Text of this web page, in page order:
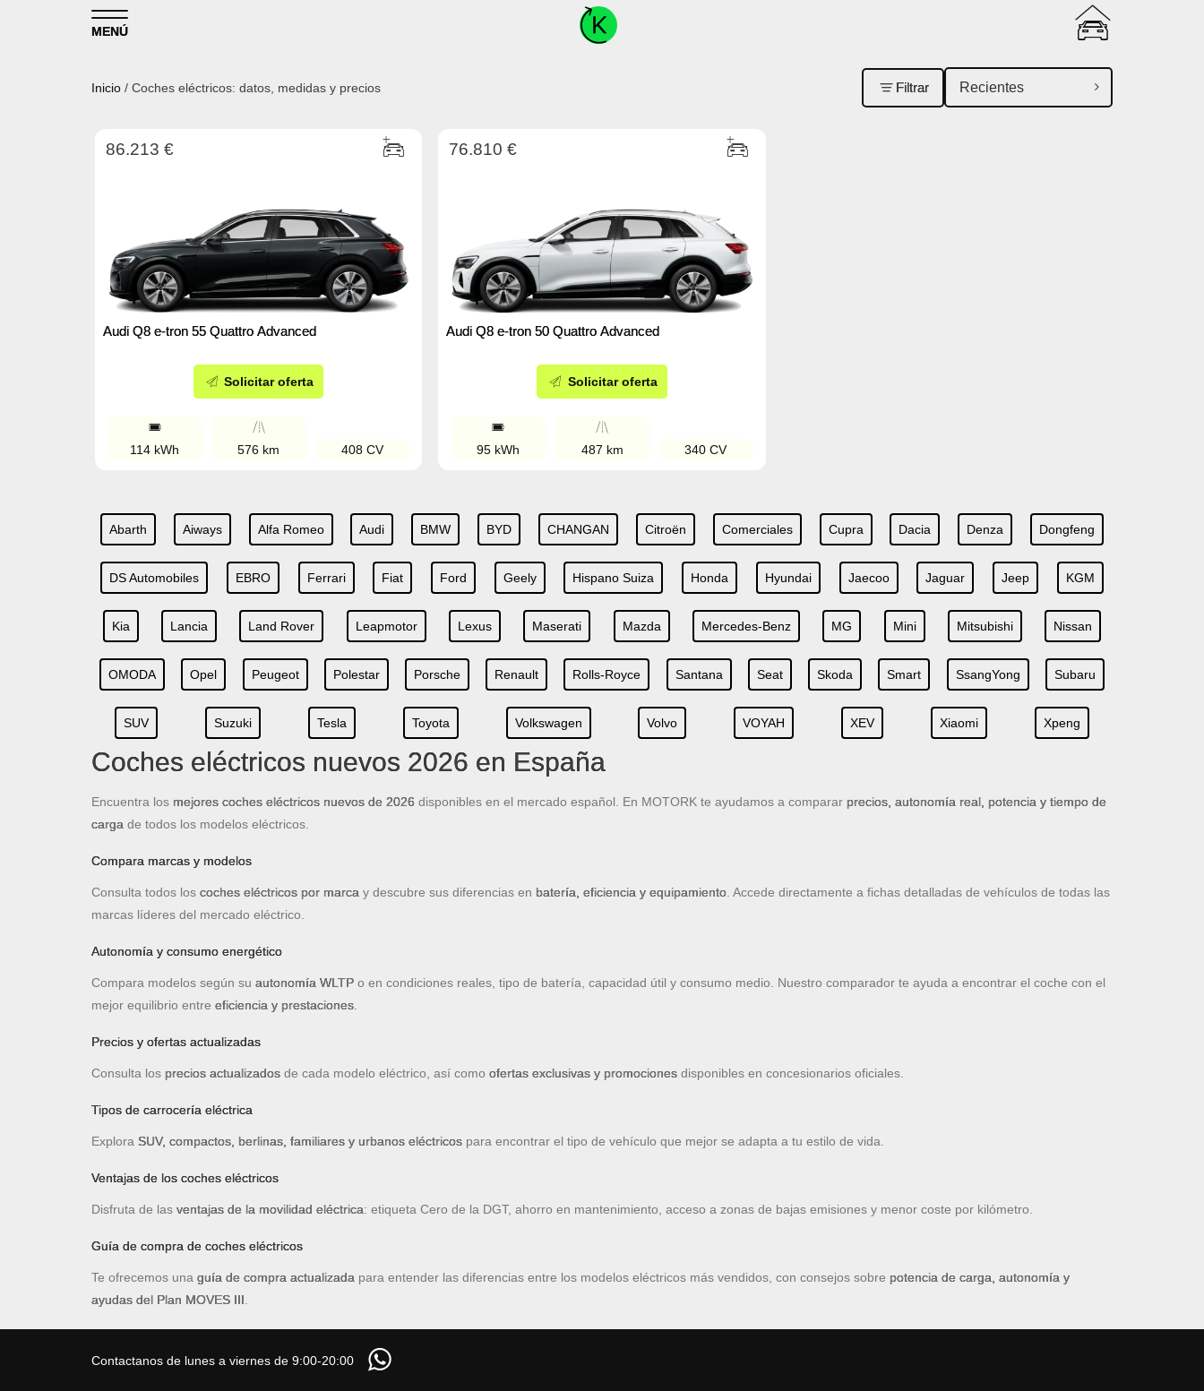
MENÚ
Inicio / Coches eléctricos: datos, medidas y precios Filtrar
86.213 €
Audi Q8 e-tron 55 Quattro Advanced
Solicitar oferta
114 kWh 576 km 408 CV
76.810 €
Audi Q8 e-tron 50 Quattro Advanced
Solicitar oferta
95 kWh 487 km 340 CV
Abarth Aiways Alfa Romeo Audi BMW BYD CHANGAN Citroën Comerciales Cupra Dacia Denza Dongfeng
DS Automobiles EBRO Ferrari Fiat Ford Geely Hispano Suiza Honda Hyundai Jaecoo Jaguar Jeep KGM
Kia Lancia Land Rover Leapmotor Lexus Maserati Mazda Mercedes-Benz MG Mini Mitsubishi Nissan
OMODA Opel Peugeot Polestar Porsche Renault Rolls-Royce Santana Seat Skoda Smart SsangYong Subaru
SUV Suzuki Tesla Toyota Volkswagen Volvo VOYAH XEV Xiaomi Xpeng
Coches eléctricos nuevos 2026 en España
Encuentra los mejores coches eléctricos nuevos de 2026 disponibles en el mercado español. En MOTORK te ayudamos a comparar precios, autonomía real, potencia y tiempo de
carga de todos los modelos eléctricos.
Compara marcas y modelos
Consulta todos los coches eléctricos por marca y descubre sus diferencias en batería, eficiencia y equipamiento. Accede directamente a fichas detalladas de vehículos de todas las
marcas líderes del mercado eléctrico.
Autonomía y consumo energético
Compara modelos según su autonomía WLTP o en condiciones reales, tipo de batería, capacidad útil y consumo medio. Nuestro comparador te ayuda a encontrar el coche con el
mejor equilibrio entre eficiencia y prestaciones.
Precios y ofertas actualizadas
Consulta los precios actualizados de cada modelo eléctrico, así como ofertas exclusivas y promociones disponibles en concesionarios oficiales.
Tipos de carrocería eléctrica
Explora SUV, compactos, berlinas, familiares y urbanos eléctricos para encontrar el tipo de vehículo que mejor se adapta a tu estilo de vida.
Ventajas de los coches eléctricos
Disfruta de las ventajas de la movilidad eléctrica: etiqueta Cero de la DGT, ahorro en mantenimiento, acceso a zonas de bajas emisiones y menor coste por kilómetro.
Guía de compra de coches eléctricos
Te ofrecemos una guía de compra actualizada para entender las diferencias entre los modelos eléctricos más vendidos, con consejos sobre potencia de carga, autonomía y
ayudas del Plan MOVES III.
Contactanos de lunes a viernes de 9:00-20:00